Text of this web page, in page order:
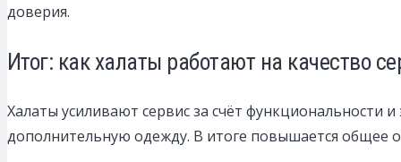
доверия.
Итог: как халаты работают на качество
Халаты усиливают сервис за счёт функциональности
дополнительную одежду. В итоге повышается общее